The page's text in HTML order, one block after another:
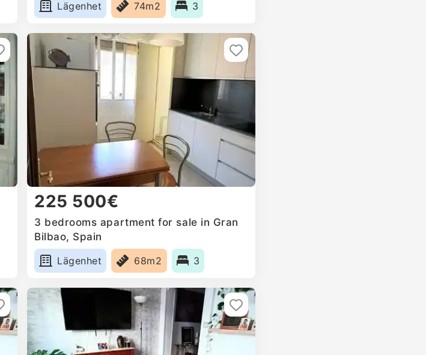
Lägenhet
74m2 3
225 500€
3 bedrooms apartment for sale in Gran
Bilbao, Spain
Lägenhet
68m2 3